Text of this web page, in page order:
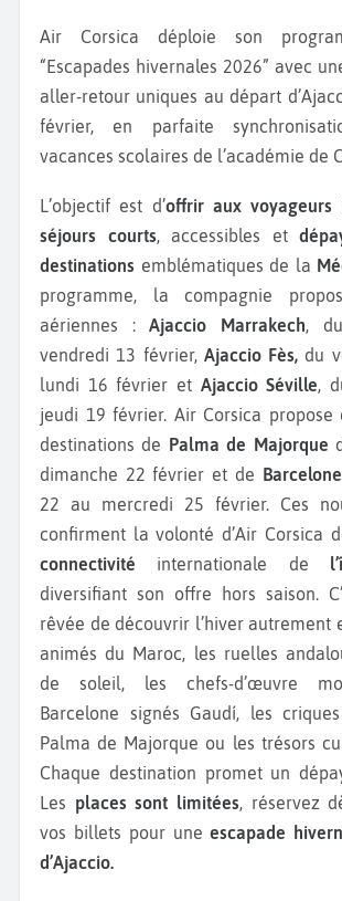
Air Corsica déploie son programme exclusif
“Escapades hivernales 2026” avec
aller-retour uniques au départ
février, en parfaite
vacances scolaires de l’académie de
L’objectif est d’offrir aux voyageurs
séjours courts, accessibles et
destinations emblématiques de la
programme, la compagnie
aériennes :Ajaccio Marrakech,
vendredi 13 février,Ajaccio Fès, du
lundi 16 février et Ajaccio Séville,
jeudi 19 février. Air Corsica propose
destinations de Palma de Majorque
dimanche 22 février et de
22 au mercredi 25 février. Ces
confirment la volonté d’Air Corsica
connectivité internationale de
diversifiant son offre hors saison.
rêvée de découvrir l’hiver autrement
animés du Maroc, les ruelles
de soleil, les chefs-d’œuvre
Barcelone signés Gaudí, les
Palma de Majorque ou les trésors
Chaque destination promet un
Les places sont limitées, réservez
vos billets pour uneescapade
d’Ajaccio.